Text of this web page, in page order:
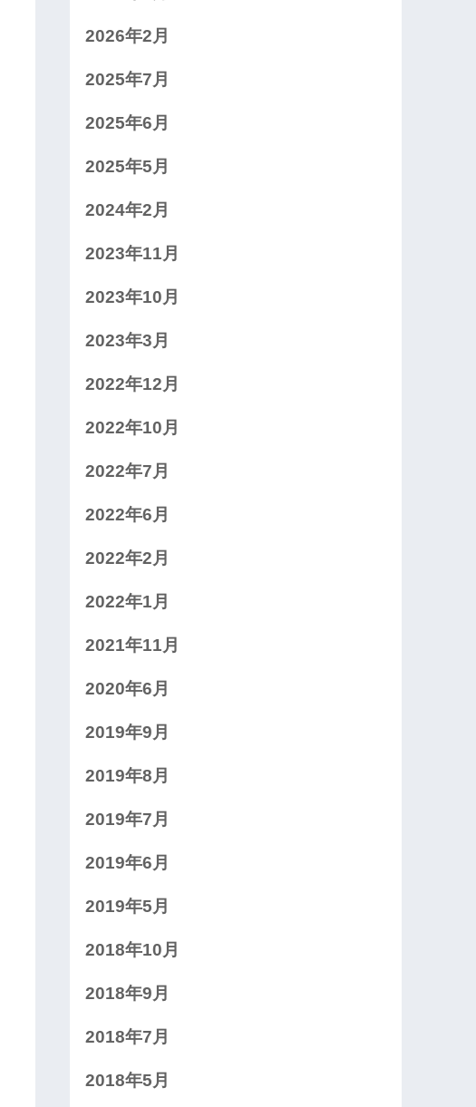
2026年2月
2025年7月
2025年6月
2025年5月
2024年2月
2023年11月
2023年10月
2023年3月
2022年12月
2022年10月
2022年7月
2022年6月
2022年2月
2022年1月
2021年11月
2020年6月
2019年9月
2019年8月
2019年7月
2019年6月
2019年5月
2018年10月
2018年9月
2018年7月
2018年5月